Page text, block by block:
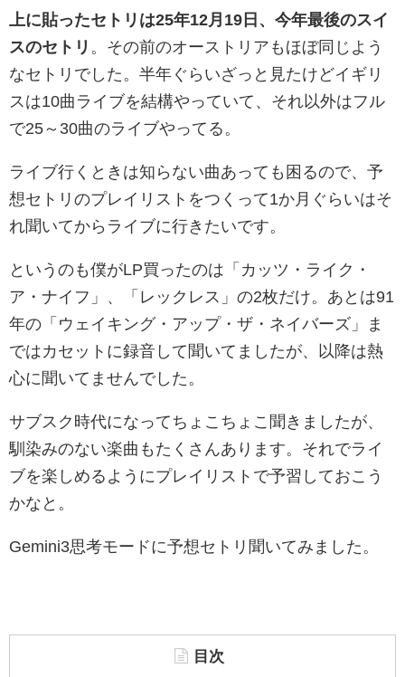
上に貼ったセトリは25年12月19日、今年最後のスイ
スのセトリ 。その前のオーストリアもほぼ同じよう
なセトリでした。半年ぐらいざっと見たけどイギリ
スは10曲ライブを結構やっていて、それ以外はフル
で25～30曲のライブやってる。
ライブ行くときは知らない曲あっても困るので、予
想セトリのプレイリストをつくって1か月ぐらいはそ
れ聞いてからライブに行きたいです。
というのも僕がLP買ったのは「カッツ・ライク・
ア・ナイフ」、「レックレス」の2枚だけ。あとは91
年の「ウェイキング・アップ・ザ・ネイバーズ」ま
ではカセットに録音して聞いてましたが、以降は熱
心に聞いてませんでした。
サブスク時代になってちょこちょこ聞きましたが、
馴染みのない楽曲もたくさんあります。それでライ
ブを楽しめるようにプレイリストで予習しておこう
かなと。
Gemini3思考モードに予想セトリ聞いてみました。
目次